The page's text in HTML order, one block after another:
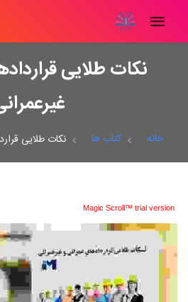
نکات طلایی
خانه کتاب ها نکات طلایی
Magic Scroll™ trial version